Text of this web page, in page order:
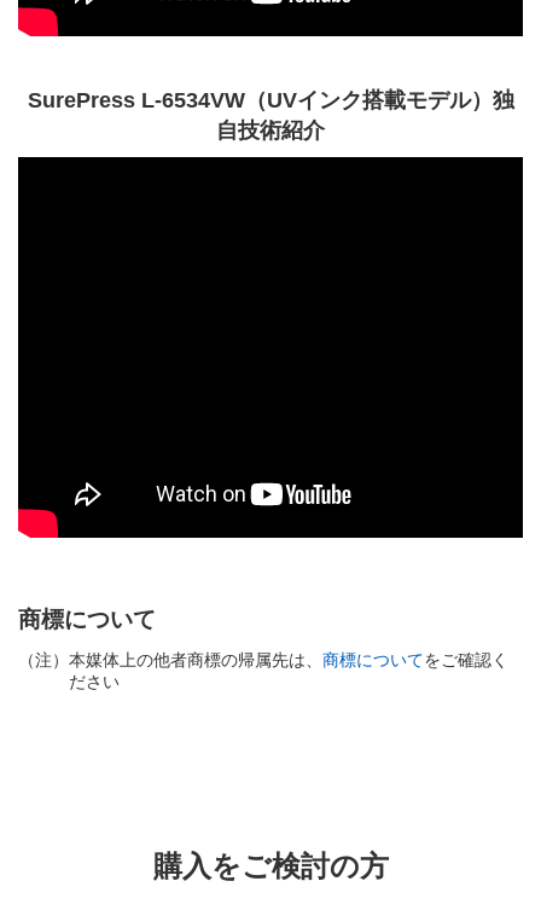
SurePress L-6534VW（UVインク搭載モデル）独
自技術紹介
商標について
（注） 本媒体上の他者商標の帰属先は、 商標についてをご確認く
ださい
購入をご検討の方